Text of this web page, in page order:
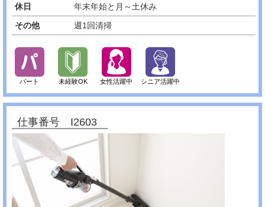
休日
年末年始と月～土休み
その他
週1回清掃
パート 未経験OK 女性活躍中 シニア活躍中
仕事番号 I2603